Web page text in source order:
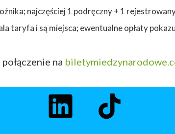
najczęściej 1 podręczny + 1
taryfa i są miejsca; ewentualne opłaty
na